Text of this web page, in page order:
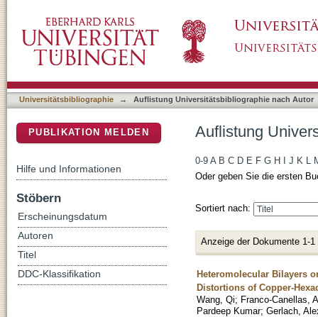
Universitätsbibliographie → Auflistung Universitätsbibliographie nach Autor
Auflistung
0-9 A B C D E F G H J K L
Oder geben Sie die ersten
Sortiert nach:
Anzeige der Dokumente 1-1
Heteromolecular Bilayers
Distortions of Copper-
Wang, Qi; Franco-Canellas,
Pardeep Kumar; Gerlach,
PUBLIKATION MELDEN
Hilfe und Informationen
Stöbern
Erscheinungsdatum
Autoren
Titel
DDC-Klassifikation